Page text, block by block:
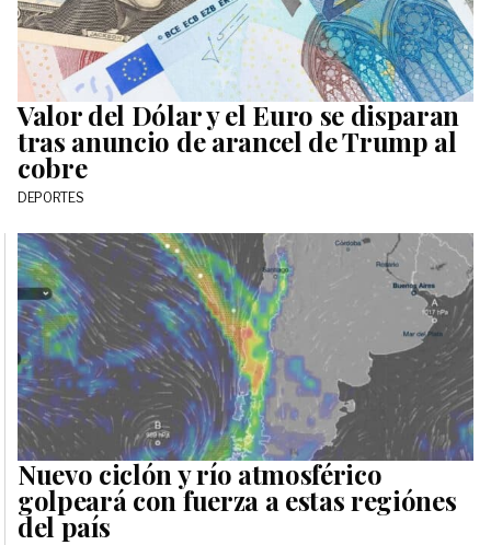
Valor del Dólar y el Euro se disparan
tras anuncio de arancel de Trump al
cobre
DEPORTES
Nuevo ciclón y río atmosférico
golpeará con fuerza a estas regiónes
del país